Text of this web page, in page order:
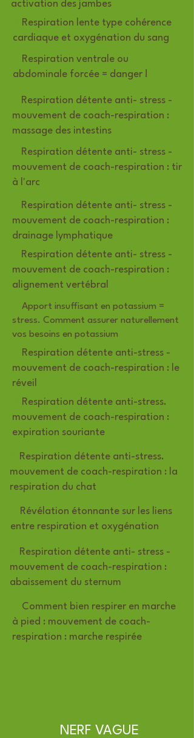
activation des jambes
Respiration lente type cohérence
cardiaque et oxygénation du sang
Respiration ventrale ou
abdominale forcée = danger !
Comment bien respirer en marche
à pied : mouvement de coach-
respiration : marche respirée
Révélation étonnante sur les liens
entre respiration et oxygénation
Respiration détente anti- stress -
mouvement de coach-respiration :
abaissement du sternum
Respiration détente anti-stress.
mouvement de coach-respiration : la
respiration du chat
Apport insuffisant en potassium =
stress. Comment assurer naturellement
vos besoins en potassium
Respiration détente anti-stress.
mouvement de coach-respiration :
expiration souriante
Respiration détente anti-stress -
mouvement de coach-respiration : le
réveil
Respiration détente anti- stress -
mouvement de coach-respiration :
alignement vertébral
Respiration détente anti- stress -
mouvement de coach-respiration :
drainage lymphatique
Respiration détente anti- stress -
mouvement de coach-respiration : tir
à l'arc
Respiration détente anti- stress -
mouvement de coach-respiration :
massage des intestins
NERF VAGUE